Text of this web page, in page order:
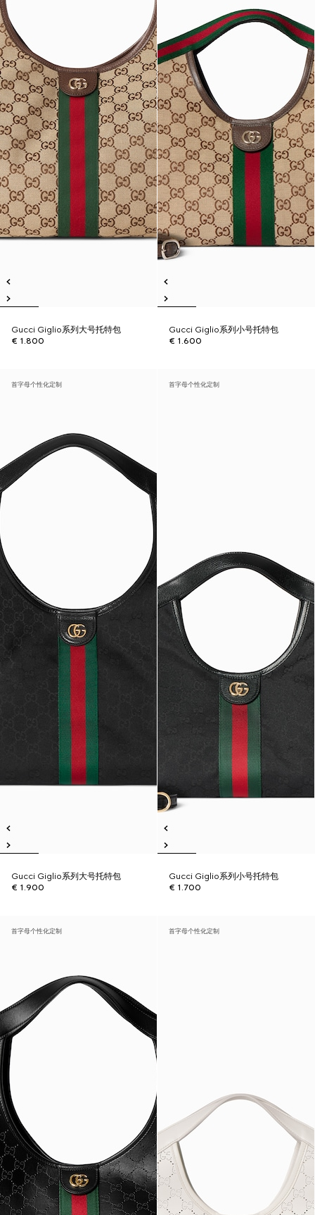
Gucci Giglio系列大号托特包
€ 1.800
Gucci Giglio系列小号托特包
€ 1.600
首字母个性化定制
Gucci Giglio系列大号托特包
€ 1.900
首字母个性化定制
Gucci Giglio系列小号托特包
€ 1.700
首字母个性化定制 首字母个性化定制